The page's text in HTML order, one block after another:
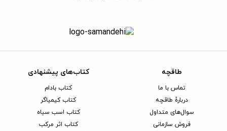
طاقچه
تماس با ما
دربارهٔ طاقچه
سوال‌های متداول
فروش سازمانی
کتاب‌های پیشنهادی
کتاب بادام
کتاب کیمیاگر
کتاب اسب سیاه
کتاب اثر مرکب